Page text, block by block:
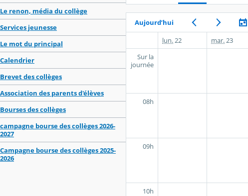
Le renon, média du collège
Services jeunesse
Le mot du principal
Calendrier
Brevet des collèges
Association des parents d'élèves
Bourses des collèges
campagne bourse des collèges 2026-
2027
Campagne bourse des collèges 2025-
2026
Aujourd’hui
lun. 22 mar. 23
Sur la
journée
08h
09h
10h